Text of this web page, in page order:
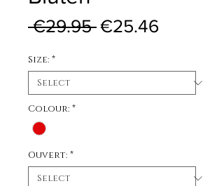
€29.95 Regular Price
€25.46
Size: *
Colour: *
Ouvert: *